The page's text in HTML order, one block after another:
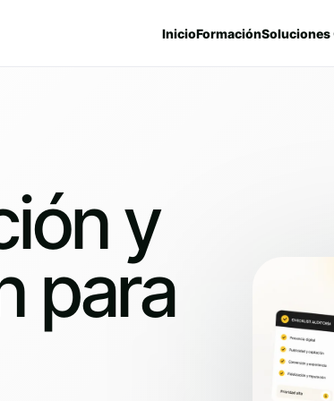
InicioFormaciónSoluciones
y
para